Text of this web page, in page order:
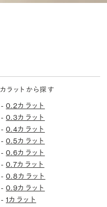
カラットから探す
- 0.2カラット
- 0.3カラット
- 0.4カラット
- 0.5カラット
- 0.6カラット
- 0.7カラット
- 0.8カラット
- 0.9カラット
- 1カラット